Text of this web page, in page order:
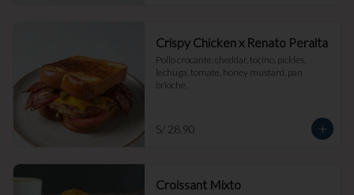
Crispy Chicken x Renato Peralta
Pollo crocante, cheddar, tocino, pickles,
lechuga, tomate, honey mustard, pan
brioche.
S/ 28.90
Croissant Mixto